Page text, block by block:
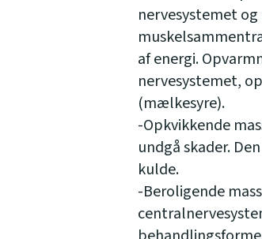
nervesystemet
af energi.
nervesystemet,
(mælkesyre).
-Opkvikkende
undgå skader.
kulde.
-Beroligende